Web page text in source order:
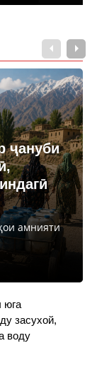
ҷануби
амнияти
юга
засухой,
воду